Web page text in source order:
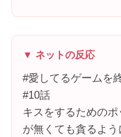
▼ ネットの反応
#愛してるゲームを
#10話
キスをするための
が無くても貪るよ